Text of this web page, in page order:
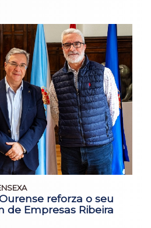
reforza o seu
de Empresas Ribeira